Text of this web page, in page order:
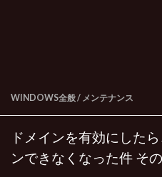
WINDOWS全般/ メンテナンス
ドメインを有効にした
ンできなくなった件 そ